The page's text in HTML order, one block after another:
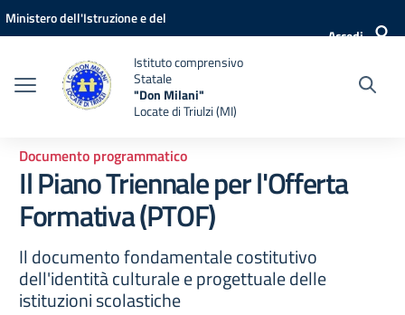
Vai ai contenuti
Vai al menu di navigazione
Vai al footer
Ministero dell'Istruzione e del
Accedi
Istituto comprensivo
Statale
"Don Milani"
Locate di Triulzi (MI)
Documento programmatico
Il Piano Triennale per l'Offerta
Formativa (PTOF)
Il documento fondamentale costitutivo
dell'identità culturale e progettuale delle
istituzioni scolastiche